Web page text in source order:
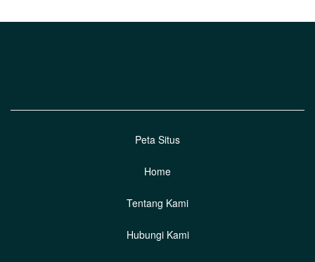
Peta Situs
Home
Tentang Kami
Hubungi Kami